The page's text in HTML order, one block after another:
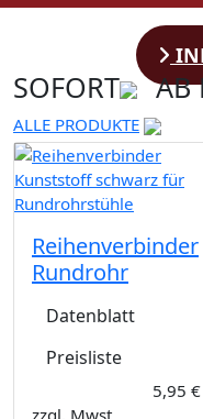
SOFORT AB
ALLE PRODUKTE
Reihenverbinder
Rundrohr
Datenblatt
Preisliste
5,95 €
zzgl. Mwst